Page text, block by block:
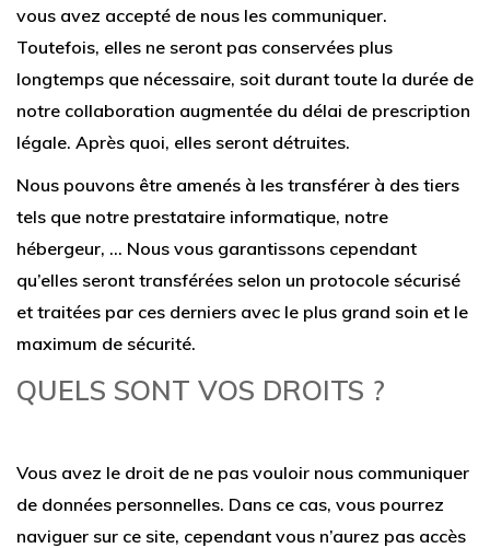
vous avez accepté de nous les communiquer.
Toutefois, elles ne seront pas conservées plus
longtemps que nécessaire, soit durant toute la durée de
notre collaboration augmentée du délai de prescription
légale. Après quoi, elles seront détruites.
Nous pouvons être amenés à les transférer à des tiers
tels que notre prestataire informatique, notre
hébergeur, … Nous vous garantissons cependant
qu’elles seront transférées selon un protocole sécurisé
et traitées par ces derniers avec le plus grand soin et le
maximum de sécurité.
QUELS SONT VOS DROITS ?
Vous avez le droit de ne pas vouloir nous communiquer
de données personnelles. Dans ce cas, vous pourrez
naviguer sur ce site, cependant vous n’aurez pas accès